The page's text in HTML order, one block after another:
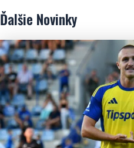
Ďalšie Novinky